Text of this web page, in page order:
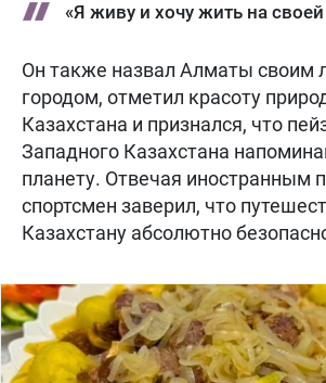
«Я живу и хочу жить на
Он также назвал Алматы
городом, отметил красоту
Казахстана и признался, что
Западного Казахстана
планету. Отвечая иностранным
спортсмен заверил, что
Казахстану абсолютно